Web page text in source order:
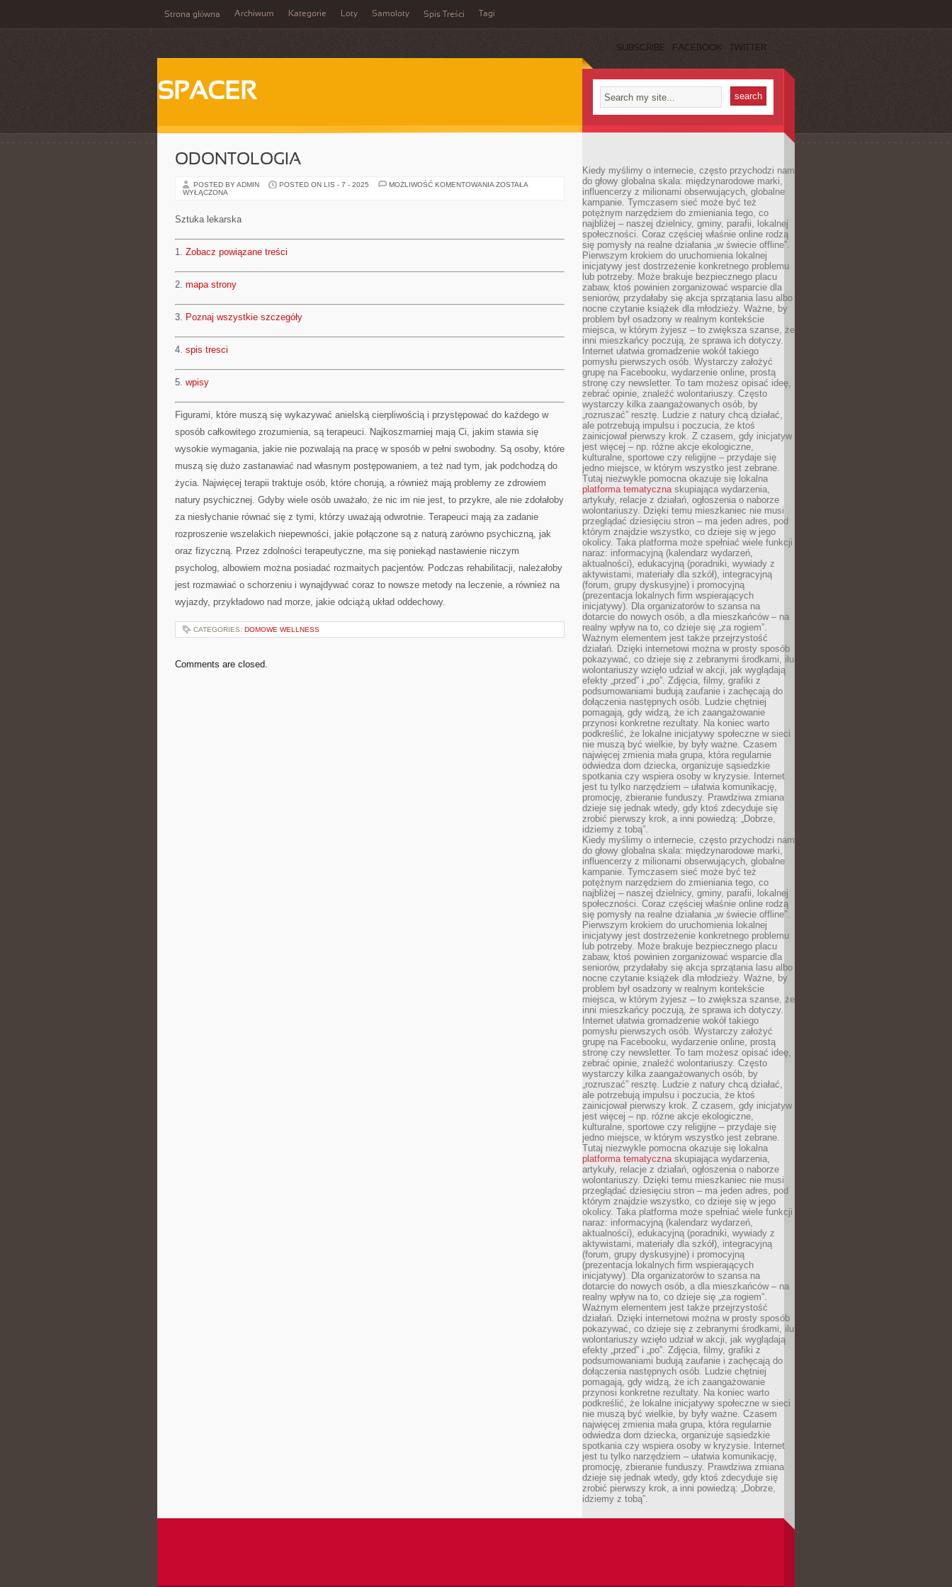
Strona główna Archiwum Kategorie Loty Samoloty Spis Treści Tagi
SUBSCRIBE FACEBOOK TWITTER
SPACER
ODONTOLOGIA
POSTED BY ADMIN POSTED ON LIS - 7 - 2025 MOŻLIWOŚĆ KOMENTOWANIA ODONTOLOGIA
ZOSTAŁA
WYŁĄCZONA
Sztuka lekarska
1. Zobacz powiązane treści
2. mapa strony
3. Poznaj wszystkie szczegóły
4. spis tresci
5. wpisy
Figurami, które muszą się wykazywać anielską cierpliwością i przystępować do każdego w
sposób całkowitego zrozumienia, są terapeuci. Najkoszmarniej mają Ci, jakim stawia się
wysokie wymagania, jakie nie pozwalają na pracę w sposób w pełni swobodny. Są osoby, które
muszą się dużo zastanawiać nad własnym postępowaniem, a też nad tym, jak podchodzą do
życia. Najwięcej terapii traktuje osób, które chorują, a również mają problemy ze zdrowiem
natury psychicznej. Gdyby wiele osób uważało, że nic im nie jest, to przykre, ale nie zdołałoby
za niesłychanie równać się z tymi, którzy uważają odwrotnie. Terapeuci mają za zadanie
rozproszenie wszelakich niepewności, jakie połączone są z naturą zarówno psychiczną, jak
oraz fizyczną. Przez zdolności terapeutyczne, ma się poniekąd nastawienie niczym
psycholog, albowiem można posiadać rozmaitych pacjentów. Podczas rehabilitacji, należałoby
jest rozmawiać o schorzeniu i wynajdywać coraz to nowsze metody na leczenie, a również na
wyjazdy, przykładowo nad morze, jakie odciążą układ oddechowy.
CATEGORIES: DOMOWE WELLNESS
Comments are closed.
Kiedy myślimy o internecie, często przychodzi nam
do głowy globalna skala: międzynarodowe marki,
influencerzy z milionami obserwujących, globalne
kampanie. Tymczasem sieć może być też
potężnym narzędziem do zmieniania tego, co
najbliżej – naszej dzielnicy, gminy, parafii, lokalnej
społeczności. Coraz częściej właśnie online rodzą
się pomysły na realne działania „w świecie offline”.
Pierwszym krokiem do uruchomienia lokalnej
inicjatywy jest dostrzeżenie konkretnego problemu
lub potrzeby. Może brakuje bezpiecznego placu
zabaw, ktoś powinien zorganizować wsparcie dla
seniorów, przydałaby się akcja sprzątania lasu albo
nocne czytanie książek dla młodzieży. Ważne, by
problem był osadzony w realnym kontekście
miejsca, w którym żyjesz – to zwiększa szanse, że
inni mieszkańcy poczują, że sprawa ich dotyczy.
Internet ułatwia gromadzenie wokół takiego
pomysłu pierwszych osób. Wystarczy założyć
grupę na Facebooku, wydarzenie online, prostą
stronę czy newsletter. To tam możesz opisać ideę,
zebrać opinie, znaleźć wolontariuszy. Często
wystarczy kilka zaangażowanych osób, by
„rozruszać” resztę. Ludzie z natury chcą działać,
ale potrzebują impulsu i poczucia, że ktoś
zainicjował pierwszy krok. Z czasem, gdy inicjatyw
jest więcej – np. różne akcje ekologiczne,
kulturalne, sportowe czy religijne – przydaje się
jedno miejsce, w którym wszystko jest zebrane.
Tutaj niezwykle pomocna okazuje się lokalna
platforma tematycznaskupiająca wydarzenia,
artykuły, relacje z działań, ogłoszenia o naborze
wolontariuszy. Dzięki temu mieszkaniec nie musi
przeglądać dziesięciu stron – ma jeden adres, pod
którym znajdzie wszystko, co dzieje się w jego
okolicy. Taka platforma może spełniać wiele funkcji
naraz: informacyjną (kalendarz wydarzeń,
aktualności), edukacyjną (poradniki, wywiady z
aktywistami, materiały dla szkół), integracyjną
(forum, grupy dyskusyjne) i promocyjną
(prezentacja lokalnych firm wspierających
inicjatywy). Dla organizatorów to szansa na
dotarcie do nowych osób, a dla mieszkańców – na
realny wpływ na to, co dzieje się „za rogiem”.
Ważnym elementem jest także przejrzystość
działań. Dzięki internetowi można w prosty sposób
pokazywać, co dzieje się z zebranymi środkami, ilu
wolontariuszy wzięło udział w akcji, jak wyglądają
efekty „przed” i „po”. Zdjęcia, filmy, grafiki z
podsumowaniami budują zaufanie i zachęcają do
dołączenia następnych osób. Ludzie chętniej
pomagają, gdy widzą, że ich zaangażowanie
przynosi konkretne rezultaty. Na koniec warto
podkreślić, że lokalne inicjatywy społeczne w sieci
nie muszą być wielkie, by były ważne. Czasem
najwięcej zmienia mała grupa, która regularnie
odwiedza dom dziecka, organizuje sąsiedzkie
spotkania czy wspiera osoby w kryzysie. Internet
jest tu tylko narzędziem – ułatwia komunikację,
promocję, zbieranie funduszy. Prawdziwa zmiana
dzieje się jednak wtedy, gdy ktoś zdecyduje się
zrobić pierwszy krok, a inni powiedzą: „Dobrze,
idziemy z tobą”.
Kiedy myślimy o internecie, często przychodzi nam
do głowy globalna skala: międzynarodowe marki,
influencerzy z milionami obserwujących, globalne
kampanie. Tymczasem sieć może być też
potężnym narzędziem do zmieniania tego, co
najbliżej – naszej dzielnicy, gminy, parafii, lokalnej
społeczności. Coraz częściej właśnie online rodzą
się pomysły na realne działania „w świecie offline”.
Pierwszym krokiem do uruchomienia lokalnej
inicjatywy jest dostrzeżenie konkretnego problemu
lub potrzeby. Może brakuje bezpiecznego placu
zabaw, ktoś powinien zorganizować wsparcie dla
seniorów, przydałaby się akcja sprzątania lasu albo
nocne czytanie książek dla młodzieży. Ważne, by
problem był osadzony w realnym kontekście
miejsca, w którym żyjesz – to zwiększa szanse, że
inni mieszkańcy poczują, że sprawa ich dotyczy.
Internet ułatwia gromadzenie wokół takiego
pomysłu pierwszych osób. Wystarczy założyć
grupę na Facebooku, wydarzenie online, prostą
stronę czy newsletter. To tam możesz opisać ideę,
zebrać opinie, znaleźć wolontariuszy. Często
wystarczy kilka zaangażowanych osób, by
„rozruszać” resztę. Ludzie z natury chcą działać,
ale potrzebują impulsu i poczucia, że ktoś
zainicjował pierwszy krok. Z czasem, gdy inicjatyw
jest więcej – np. różne akcje ekologiczne,
kulturalne, sportowe czy religijne – przydaje się
jedno miejsce, w którym wszystko jest zebrane.
Tutaj niezwykle pomocna okazuje się lokalna
platforma tematycznaskupiająca wydarzenia,
artykuły, relacje z działań, ogłoszenia o naborze
wolontariuszy. Dzięki temu mieszkaniec nie musi
przeglądać dziesięciu stron – ma jeden adres, pod
którym znajdzie wszystko, co dzieje się w jego
okolicy. Taka platforma może spełniać wiele funkcji
naraz: informacyjną (kalendarz wydarzeń,
aktualności), edukacyjną (poradniki, wywiady z
aktywistami, materiały dla szkół), integracyjną
(forum, grupy dyskusyjne) i promocyjną
(prezentacja lokalnych firm wspierających
inicjatywy). Dla organizatorów to szansa na
dotarcie do nowych osób, a dla mieszkańców – na
realny wpływ na to, co dzieje się „za rogiem”.
Ważnym elementem jest także przejrzystość
działań. Dzięki internetowi można w prosty sposób
pokazywać, co dzieje się z zebranymi środkami, ilu
wolontariuszy wzięło udział w akcji, jak wyglądają
efekty „przed” i „po”. Zdjęcia, filmy, grafiki z
podsumowaniami budują zaufanie i zachęcają do
dołączenia następnych osób. Ludzie chętniej
pomagają, gdy widzą, że ich zaangażowanie
przynosi konkretne rezultaty. Na koniec warto
podkreślić, że lokalne inicjatywy społeczne w sieci
nie muszą być wielkie, by były ważne. Czasem
najwięcej zmienia mała grupa, która regularnie
odwiedza dom dziecka, organizuje sąsiedzkie
spotkania czy wspiera osoby w kryzysie. Internet
jest tu tylko narzędziem – ułatwia komunikację,
promocję, zbieranie funduszy. Prawdziwa zmiana
dzieje się jednak wtedy, gdy ktoś zdecyduje się
zrobić pierwszy krok, a inni powiedzą: „Dobrze,
idziemy z tobą”.